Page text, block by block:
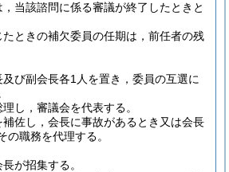
当該諮問に係る審議が終了したときと
ときの補欠委員の任期は，前任者の残
び副会長各1人を置き，委員の互選に
し，審議会を代表する。
佐し，会長に事故があるとき又は会長
の職務を代理する。
が招集する。